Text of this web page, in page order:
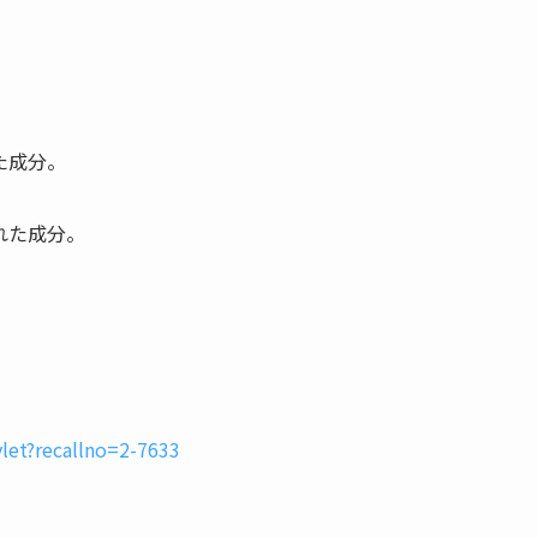
分。
成分。
7633